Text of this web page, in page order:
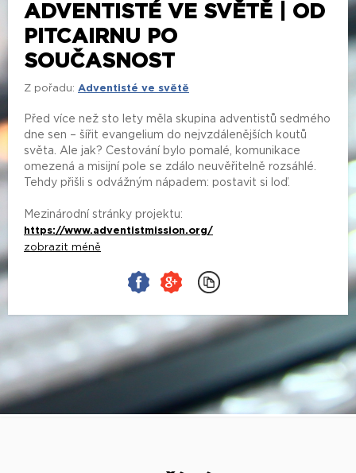
ADVENTISTÉ VE SVĚTĚ | OD
PITCAIRNU PO
SOUČASNOST
Z pořadu: Adventisté ve světě
Před více než sto lety měla skupina adventistů sedmého
dne sen – šířit evangelium do nejvzdálenějších koutů
světa. Ale jak? Cestování bylo pomalé, komunikace
omezená a misijní pole se zdálo neuvěřitelně rozsáhlé.
Tehdy přišli s odvážným nápadem: postavit si loď.
Mezinárodní stránky projektu:
https://www.adventistmission.org/
zobrazit méně